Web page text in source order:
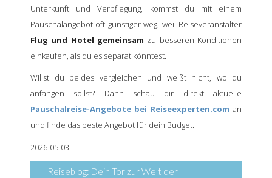
Unterkunft und Verpflegung, kommst du mit einem
Pauschalangebot oft günstiger weg, weil Reiseveranstalter
Flug und Hotel gemeinsam zu besseren Konditionen
einkaufen, als du es separat könntest.
Willst du beides vergleichen und weißt nicht, wo du
anfangen sollst? Dann schau dir direkt aktuelle
Pauschalreise-Angebote bei Reiseexperten.com an
und finde das beste Angebot für dein Budget.
2026-05-03
Reiseblog: Dein Tor zur Welt der